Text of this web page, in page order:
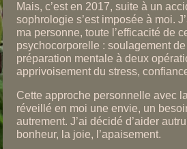
Mais, c’est en 2017, suite à un
sophrologie s’est imposée à moi.
ma personne, toute l’efficacité de
psychocorporelle : soulagement
préparation mentale à deux
apprivoisement du stress,
Cette approche personnelle avec
réveillé en moi une envie, un
autrement. J’ai décidé d’aider
bonheur, la joie, l’apaisement.